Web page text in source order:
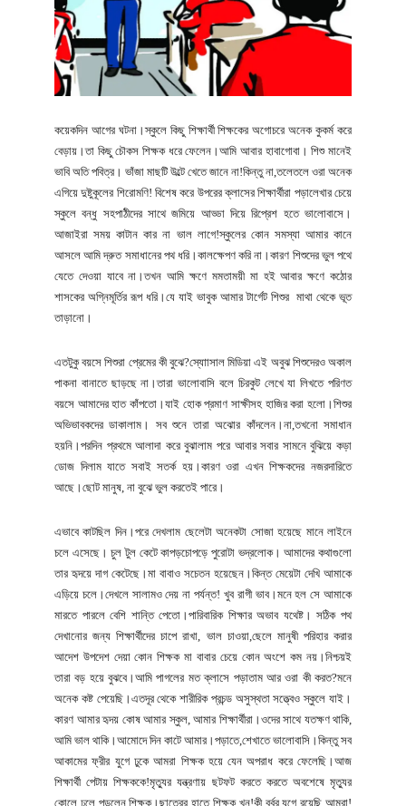
কয়েকদিন আগের ঘটনা।স্কুলে কিছু শিক্ষার্থী শিক্ষকের অগোচরে অনেক কুকর্ম করে
বেড়ায়।তা কিছু চৌকস শিক্ষক ধরে ফেলেন।আমি আবার হাবাগোবা। শিশু মানেই
ভাবি অতি পবিত্র। ভাঁজা মাছটি উল্টে খেতে জানে না!কিন্তু না,তলেতলে ওরা অনেক
এগিয়ে দুষ্টুকূলের শিরোমণি! বিশেষ করে উপরের ক্লাসের শিক্ষার্থীরা পড়ালেখার চেয়ে
স্কুলে বন্ধু সহপাঠীদের সাথে জমিয়ে আড্ডা দিয়ে রিপ্রেশ হতে ভালোবাসে।
আজাইরা সময় কাটান কার না ভাল লাগে!স্কুলের কোন সমস্যা আমার কানে
আসলে আমি দ্রুত সমাধানের পথ ধরি।কালক্ষেপণ করি না।কারণ শিশুদের ভুল পথে
যেতে দেওয়া যাবে না।তখন আমি ক্ষণে মমতাময়ী মা হই আবার ক্ষণে কঠোর
শাসকের অগ্নিমূর্তির রূপ ধরি।যে যাই ভাবুক আমার টার্গেট শিশুর মাথা থেকে ভূত
তাড়ানো।
এতটুকু বয়সে শিশুরা প্রেমের কী বুঝে?স্যাোসাল মিডিয়া এই অবুঝ শিশুদেরও অকাল
পাকনা বানাতে ছাড়ছে না।তারা ভালোবাসি বলে চিরকুট লেখে যা লিখতে পরিণত
বয়সে আমাদের হাত কাঁপতো।যাই হোক প্রমাণ সাক্ষীসহ হাজির করা হলো।শিশুর
অভিভাবকদের ডাকালাম। সব শুনে তারা অঝোর কাঁদলেন।না,তখনো সমাধান
হয়নি।পরদিন প্রথমে আলাদা করে বুঝালাম পরে আবার সবার সামনে বুঝিয়ে কড়া
ডোজ দিলাম যাতে সবাই সতর্ক হয়।কারণ ওরা এখন শিক্ষকদের নজরদারিতে
আছে।ছোট মানুষ, না বুঝে ভুল করতেই পারে।
এভাবে কাটছিল দিন।পরে দেখলাম ছেলেটা অনেকটা সোজা হয়েছে মানে লাইনে
চলে এসেছে। চুল টুল কেটে কাপড়চোপড়ে পুরোটা ভদ্রলোক। আমাদের কথাগুলো
তার হৃদয়ে দাগ কেটেছে।মা বাবাও সচেতন হয়েছেন।কিন্ত মেয়েটা দেখি আমাকে
এড়িয়ে চলে।দেখলে সালামও দেয় না পর্যন্ত! খুব রাগী ভাব।মনে হল সে আমাকে
মারতে পারলে বেশি শান্তি পেতো।পারিবারিক শিক্ষার অভাব যথেষ্ট। সঠিক পথ
দেখানোর জন্য শিক্ষার্থীদের চাপে রাখা, ভাল চাওয়া,ছেলে মানুষী পরিহার করার
আদেশ উপদেশ দেয়া কোন শিক্ষক মা বাবার চেয়ে কোন অংশে কম নয়।নিশ্চয়ই
তারা বড় হয়ে বুঝবে।আমি পাগলের মত ক্লাসে পড়াতাম আর ওরা কী করত?মনে
অনেক কষ্ট পেয়েছি।এতদূর থেকে শারীরিক প্রচন্ড অসুস্থতা সত্ত্বেও স্কুলে যাই।
কারণ আমার হৃদয় কোষ আমার স্কুল, আমার শিক্ষার্থীরা।ওদের সাথে যতক্ষণ থাকি,
আমি ভাল থাকি।আমোদে দিন কাটে আমার।পড়াতে,শেখাতে ভালোবাসি।কিন্তু সব
আকামের ফ্রীর যুগে ঢুকে আমরা শিক্ষক হয়ে যেন অপরাধ করে ফেলেছি।আজ
শিক্ষার্থী পেটায় শিক্ষককে!মৃত্যুর যন্ত্রণায় ছটফট করতে করতে অবশেষে মৃত্যুর
কোলে ঢলে পড়লেন শিক্ষক।ছাত্রের হাতে শিক্ষক খুন!কী বর্বর যুগে রয়েছি আমরা!